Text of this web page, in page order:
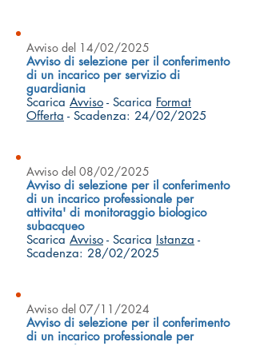
Avviso del 14/02/2025
Avviso di selezione per il conferimento
di un incarico per servizio di
guardiania
Scarica Avviso - Scarica Format
Offerta - Scadenza: 24/02/2025
Avviso del 08/02/2025
Avviso di selezione per il conferimento
di un incarico professionale per
attivita' di monitoraggio biologico
subacqueo
Scarica Avviso - Scarica Istanza -
Scadenza: 28/02/2025
Avviso del 07/11/2024
Avviso di selezione per il conferimento
di un incarico professionale per
attivita' di ricerca su